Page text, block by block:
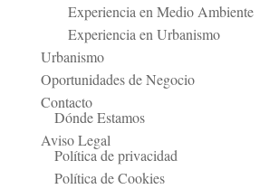
Experiencia en Medio Ambiente
Experiencia en Urbanismo
Urbanismo
Oportunidades de Negocio
Contacto
Dónde Estamos
Aviso Legal
Política de privacidad
Política de Cookies